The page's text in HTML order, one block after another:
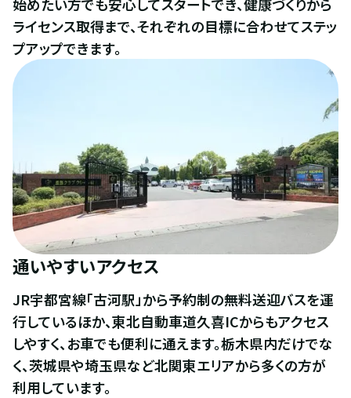
始めたい方でも安心してスタートでき、健康づくりから
ライセンス取得まで、それぞれの目標に合わせてステッ
プアップできます。
通いやすいアクセス
JR宇都宮線「古河駅」から予約制の無料送迎バスを運
行しているほか、東北自動車道久喜ICからもアクセス
しやすく、お車でも便利に通えます。栃木県内だけでな
く、茨城県や埼玉県など北関東エリアから多くの方が
利用しています。